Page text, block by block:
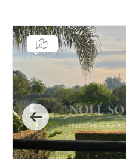
Previous